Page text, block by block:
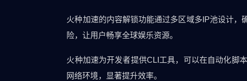
火种加速的内容解锁功能通过多区域多IP池设计
险，让用户畅享全球娱乐资源。
火种加速为开发者提供CLI工具，可以在自动化脚
网络环境，显著提升效率。